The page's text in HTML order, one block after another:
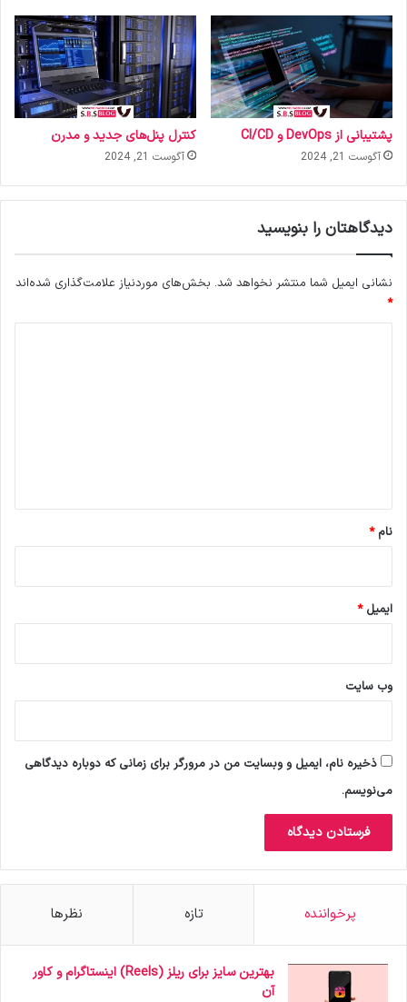
پشتیبانی از DevOps و CI/CD
آگوست 21, 2024
کنترل پنل‌های جدید و مدرن
آگوست 21, 2024
دیدگاهتان را بنویسید
نشانی ایمیل شما منتشر نخواهد شد. بخش‌های موردنیاز علامت‌گذاری شده‌اند
*
نام*
ایمیل*
وب‌ سایت
ذخیره نام، ایمیل و وبسایت من در مرورگر برای زمانی که دوباره دیدگاهی
می‌نویسم.
پرخواننده تازه نظرها
بهترین سایز برای ریلز (Reels) اینستاگرام و کاور
آن